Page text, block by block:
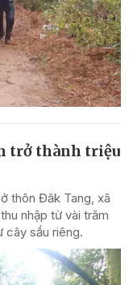
trở thành triệu
thôn Đăk Tang, xã
nhập từ vài trăm
cây sầu riêng.